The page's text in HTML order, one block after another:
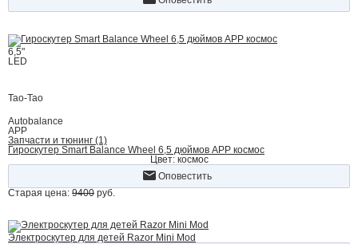
6,5"
LED
Tao-Tao
Autobalance
APP
Запчасти и тюнинг (1)
Гироскутер Smart Balance Wheel 6,5 дюймов APP космос
Цвет: космос
Оповестить
Старая цена: 9400 руб.
Электроскутер для детей Razor Mini Mod